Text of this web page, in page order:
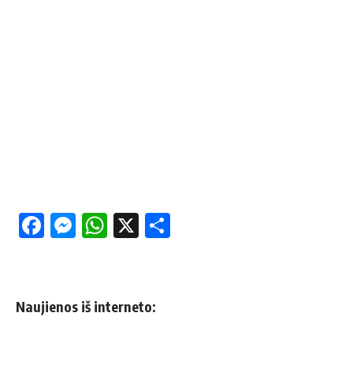
Facebook
Messenger
WhatsApp
X
Naujienos iš interneto: